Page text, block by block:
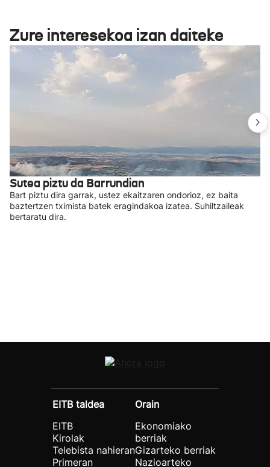
Zure interesekoa izan daiteke
Sutea piztu da Barrundian
Bart piztu dira garrak, ustez ekaitzaren ondorioz, ez baita
baztertzen tximista batek eragindakoa izatea. Suhiltzaileak
bertaratu dira.
EITB taldea
EITB
Kirolak
Telebista nahieran
Primeran
Orain
Ekonomiako
berriak
Gizarteko berriak
Nazioarteko